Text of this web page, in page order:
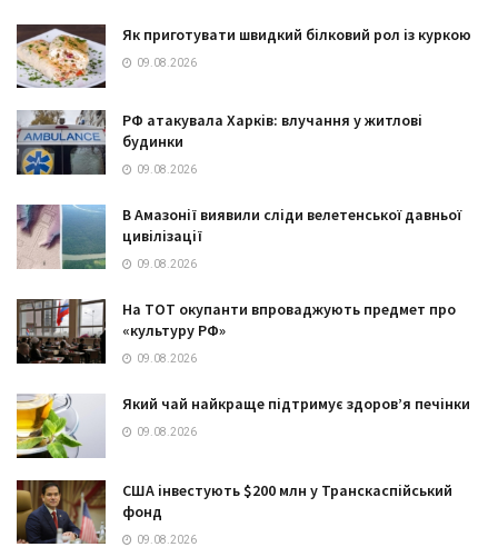
Як приготувати швидкий білковий рол із куркою
09.08.2026
РФ атакувала Харків: влучання у житлові
будинки
09.08.2026
В Амазонії виявили сліди велетенської давньої
цивілізації
09.08.2026
На ТОТ окупанти впроваджують предмет про
«культуру РФ»
09.08.2026
Який чай найкраще підтримує здоров’я печінки
09.08.2026
США інвестують $200 млн у Транскаспійський
фонд
09.08.2026